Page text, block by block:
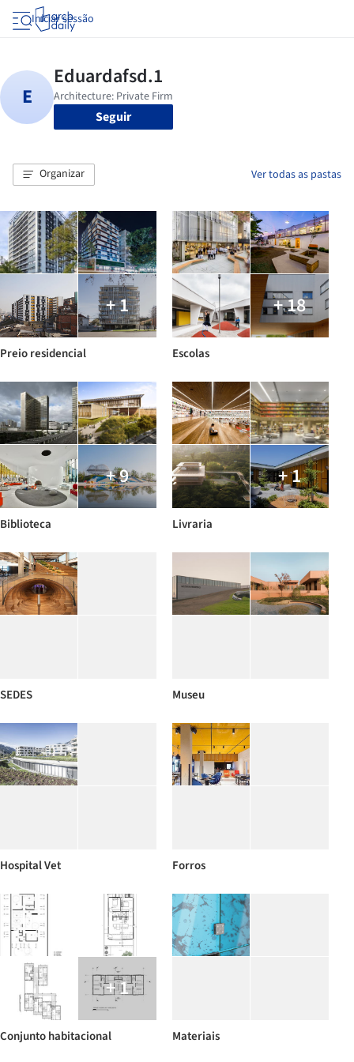
Iniciar sessão
Seguir
Organizar Ver todas as pastas
+ 1
Preio residencial
+ 18
Escolas
+ 9
Biblioteca
+ 1
Livraria
SEDES Museu
Hospital Vet Forros
+ 1
Conjunto habitacional Materiais